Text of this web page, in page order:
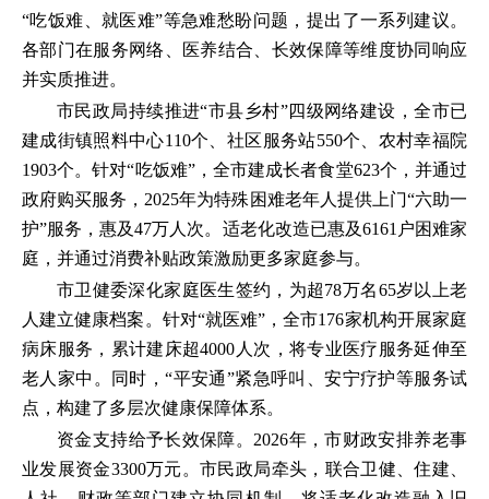
“吃饭难、就医难”等急难愁盼问题，提出了一系列建议。
各部门在服务网络、医养结合、长效保障等维度协同响应
并实质推进。
市民政局持续推进“市县乡村”四级网络建设，全市已
建成街镇照料中心110个、社区服务站550个、农村幸福院
1903个。针对“吃饭难”，全市建成长者食堂623个，并通过
政府购买服务，2025年为特殊困难老年人提供上门“六助一
护”服务，惠及47万人次。适老化改造已惠及6161户困难家
庭，并通过消费补贴政策激励更多家庭参与。
市卫健委深化家庭医生签约，为超78万名65岁以上老
人建立健康档案。针对“就医难”，全市176家机构开展家庭
病床服务，累计建床超4000人次，将专业医疗服务延伸至
老人家中。同时，“平安通”紧急呼叫、安宁疗护等服务试
点，构建了多层次健康保障体系。
资金支持给予长效保障。2026年，市财政安排养老事
业发展资金3300万元。市民政局牵头，联合卫健、住建、